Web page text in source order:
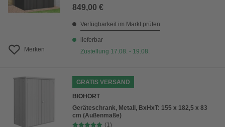
Merken
849,00 €
Verfügbarkeit im Markt prüfen
lieferbar
Zustellung 17.08. - 19.08.
GRATIS VERSAND
BIOHORT
Geräteschrank, Metall, BxHxT: 155 x 182,5 x 83
cm (Außenmaße)
(1)